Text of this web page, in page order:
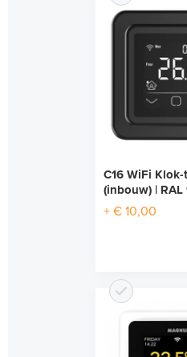
C16 WiFi
(inbouw) | RAL
+ € 10,00